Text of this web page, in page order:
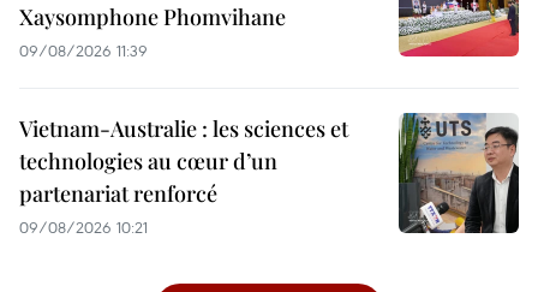
Xaysomphone Phomvihane
09/08/2026 11:39
Vietnam-Australie : les sciences et
technologies au cœur d’un
partenariat renforcé
09/08/2026 10:21